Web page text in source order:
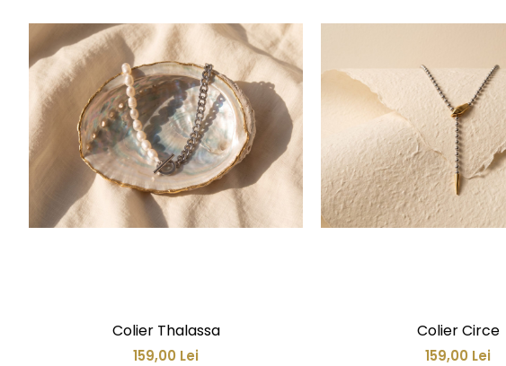
Colier Thalassa
159,00 Lei
Colier Circe
159,00 Lei